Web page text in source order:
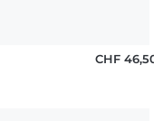
CHF 46,50